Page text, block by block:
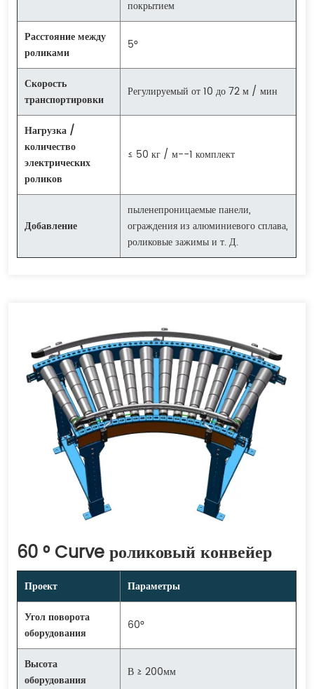
покрытием
Расстояние между
роликами
5°
Скорость
транспортировки
Регулируемый от 10 до 72 м / мин
Нагрузка /
количество
электрических
роликов
≤ 50 кг / м--1 комплект
Добавление
пыленепроницаемые панели,
ограждения из алюминиевого сплава,
роликовые зажимы и т. Д.
60 ° Curve роликовый конвейер
Проект
Параметры
Угол поворота
оборудования
60°
Высота
оборудования
В ≥ 200мм